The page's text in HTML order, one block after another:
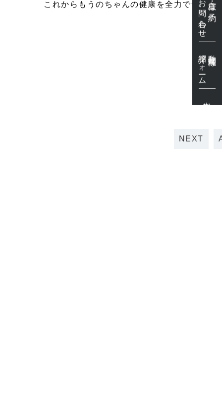
紹介フォーム
これからもうのちゃんの健康を全力でサポ
NEXT